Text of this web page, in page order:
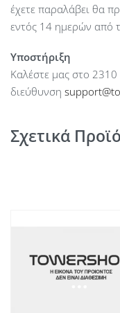
έχετε παραλάβει θα
εντός 14 ημερών από
Υποστήριξη
Καλέστε μας στο
διεύθυνση
Σχετικά